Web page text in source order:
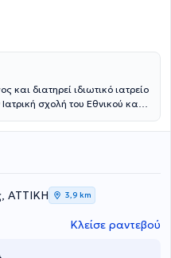
και διατηρεί ιδιωτικό ιατρείο
σχολή του Εθνικού και
συνεργάτης του
ΑΤΤΙΚΗ 3,9 km
Κλείσε ραντεβού